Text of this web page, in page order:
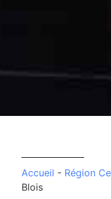
Accueil - Région
Blois